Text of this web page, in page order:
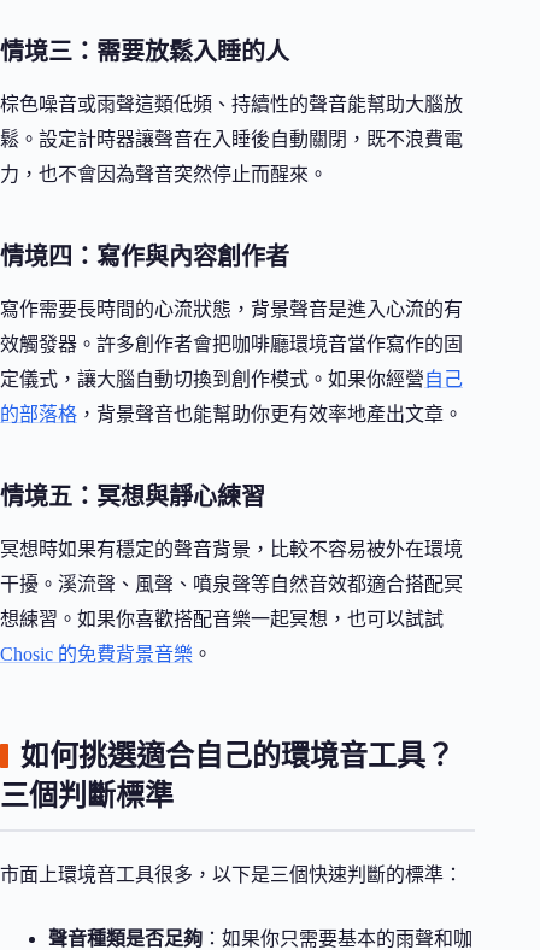
情境三：需要放鬆入睡的人
棕色噪音或雨聲這類低頻、持續性的聲音能幫助大腦放
鬆。設定計時器讓聲音在入睡後自動關閉，既不浪費電
力，也不會因為聲音突然停止而醒來。
情境四：寫作與內容創作者
寫作需要長時間的心流狀態，背景聲音是進入心流的有
效觸發器。許多創作者會把咖啡廳環境音當作寫作的固
定儀式，讓大腦自動切換到創作模式。如果你經營自己
的部落格 ，背景聲音也能幫助你更有效率地產出文章。
情境五：冥想與靜心練習
冥想時如果有穩定的聲音背景，比較不容易被外在環境
干擾。溪流聲、風聲、噴泉聲等自然音效都適合搭配冥
想練習。如果你喜歡搭配音樂一起冥想，也可以試試
Chosic 的免費背景音樂 。
如何挑選適合自己的環境音工具？
三個判斷標準
市面上環境音工具很多，以下是三個快速判斷的標準：
聲音種類是否足夠 ：如果你只需要基本的雨聲和咖